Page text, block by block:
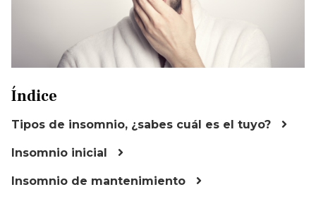
Índice
Tipos de insomnio, ¿sabes cuál es el tuyo?
Insomnio inicial
Insomnio de mantenimiento